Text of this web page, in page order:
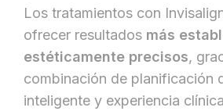
Los tratamientos con
ofrecer resultados más
estéticamente precisos,
combinación de planificación
inteligente y experiencia